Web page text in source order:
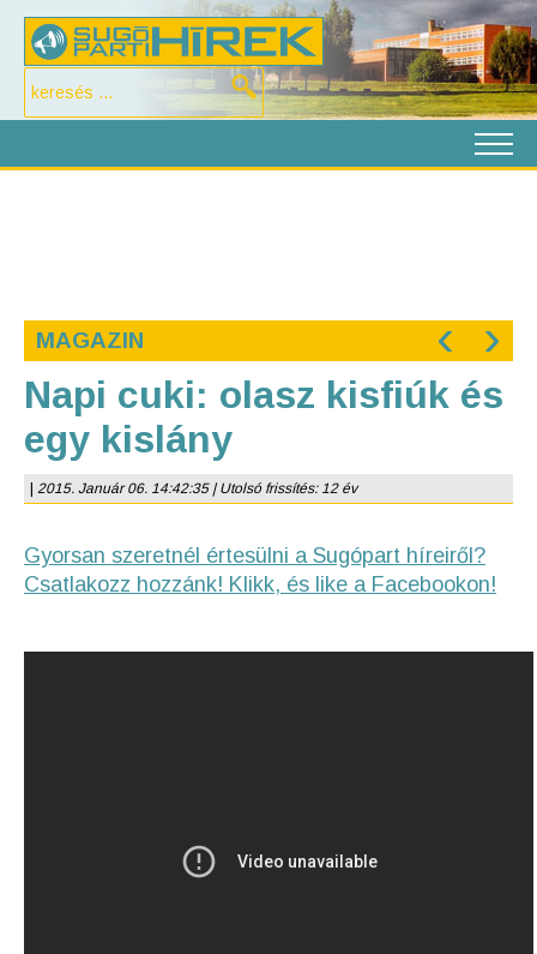
MAGAZIN ‹ ›
Napi cuki: olasz kisfiúk és
egy kislány
2015. Január 06. 14:42:35 | Utolsó frissítés: 12 év
Gyorsan szeretnél értesülni a Sugópart híreiről?
Csatlakozz hozzánk! Klikk, és like a Facebookon!